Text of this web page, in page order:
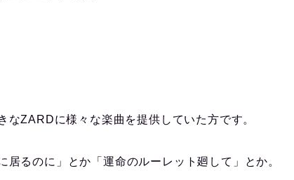
なZARDに様々な楽曲を提供していた方です。
居るのに」とか「運命のルーレット廻して」とか。